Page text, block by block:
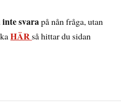
inte svarapå nån fråga, utan
HÄR så hittar du sidan